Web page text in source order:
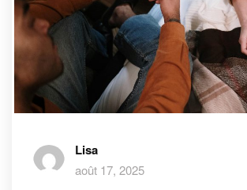
Lisa
août 17, 2025